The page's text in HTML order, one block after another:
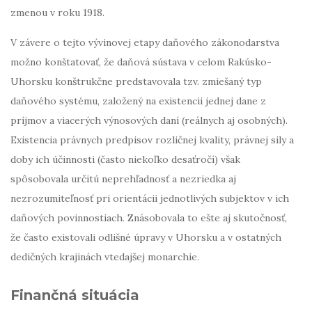
zmenou v roku 1918.
V závere o tejto vývinovej etapy daňového zákonodarstva
možno konštatovať, že daňová sústava v celom Rakúsko-
Uhorsku konštrukčne predstavovala tzv. zmiešaný typ
daňového systému, založený na existencii jednej dane z
príjmov a viacerých výnosových daní (reálnych aj osobných).
Existencia právnych predpisov rozličnej kvality, právnej sily a
doby ich účinnosti (často niekoľko desaťročí) však
spôsobovala určitú neprehľadnosť a nezriedka aj
nezrozumiteľnosť pri orientácii jednotlivých subjektov v ich
daňových povinnostiach. Znásobovala to ešte aj skutočnosť,
že často existovali odlišné úpravy v Uhorsku a v ostatných
dedičných krajinách vtedajšej monarchie.
Finančná situácia